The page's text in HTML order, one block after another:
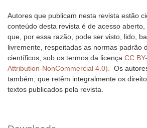
Autores que publicam nesta revista estão
conteúdo desta revista é de acesso
que, por essa razão, pode ser visto, lido,
livremente, respeitadas as normas padrão
científicos, sob os termos da licença CC
Attribution-NonCommercial 4.0). Os
também, que retêm integralmente os
textos publicados pela revista.